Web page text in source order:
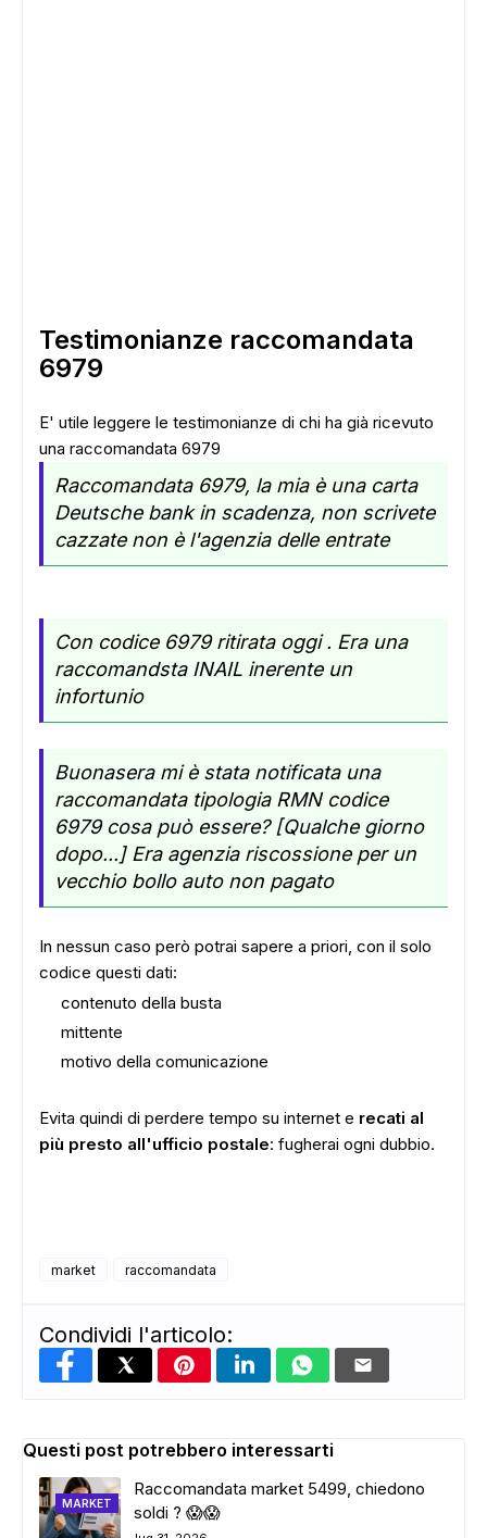
Testimonianze raccomandata
6979
E' utile leggere le testimonianze di chi ha già ricevuto
una raccomandata 6979
Raccomandata 6979, la mia è una carta
Deutsche bank in scadenza, non scrivete
cazzate non è l'agenzia delle entrate
Con codice 6979 ritirata oggi . Era una
raccomandsta INAIL inerente un
infortunio
Buonasera mi è stata notificata una
raccomandata tipologia RMN codice
6979 cosa può essere? [Qualche giorno
dopo...] Era agenzia riscossione per un
vecchio bollo auto non pagato
In nessun caso però potrai sapere a priori, con il solo
codice questi dati:
contenuto della busta
mittente
motivo della comunicazione
Evita quindi di perdere tempo su internet e recati al
più presto all'ufficio postale: fugherai ogni dubbio.
market raccomandata
Condividi l'articolo:
Questi post potrebbero interessarti
MARKET
Raccomandata market 5499, chiedono
soldi ? 😱😱